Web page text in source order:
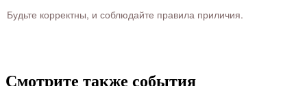
Будьте корректны, и соблюдайте правила приличия.
Смотрите также события